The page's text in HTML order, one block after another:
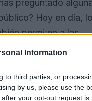
Information
to third parties, or
by us, please use the
your opt-out request is
preguntado
Hoy en día,
permiten a las
estrategias. En este
puedes implementar